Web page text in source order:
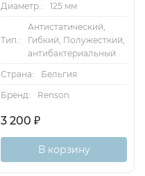
Диаметр.:
125 мм
Тип.:
Антистатический,
Гибкий, Полужесткий,
антибактериальный
Страна:
Бельгия
Бренд:
Renson
3 200 ₽
В корзину